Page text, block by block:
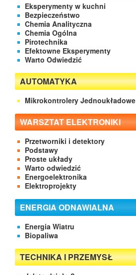
Eksperymenty w kuchni
Bezpieczeństwo
Chemia Analityczna
Chemia Ogólna
Pirotechnika
Efektowne Eksperymenty
Warto Odwiedzić
AUTOMATYKA
Mikrokontrolery Jednoukładowe
WARSZTAT ELEKTRONIKI
Przetworniki i detektory
Podstawy
Proste układy
Warto odwiedzić
Energoelektronika
Elektroprojekty
ENERGIA ODNAWIALNA
Energia Wiatru
Biopaliwa
TECHNIKA I PRZEMYSŁ